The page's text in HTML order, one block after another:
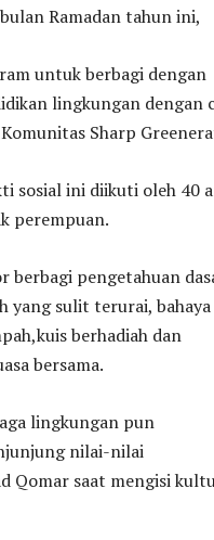
Ramadan tahun ini,
untuk berbagi dengan
lingkungan dengan
Sharp
sosial ini diikuti oleh 40
perempuan.
berbagi pengetahuan
yang sulit terurai, bahaya
berhadiah dan
bersama.
lingkungan pun
nilai-nilai
Qomar saat mengisi